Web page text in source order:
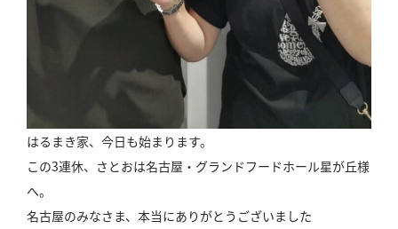
はるまき家、今日も始まります。
この3連休、さとおは名古屋・グランドフードホール星が丘様
へ。
名古屋のみなさま、本当にありがとうございました